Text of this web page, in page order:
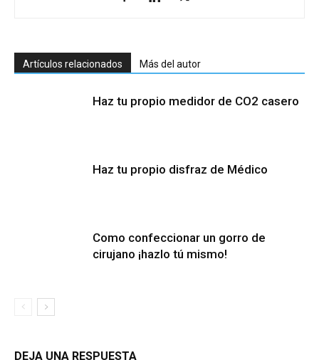
Artículos relacionados Más del autor
Haz tu propio medidor de CO2 casero
Haz tu propio disfraz de Médico
Como confeccionar un gorro de
cirujano ¡hazlo tú mismo!
DEJA UNA RESPUESTA